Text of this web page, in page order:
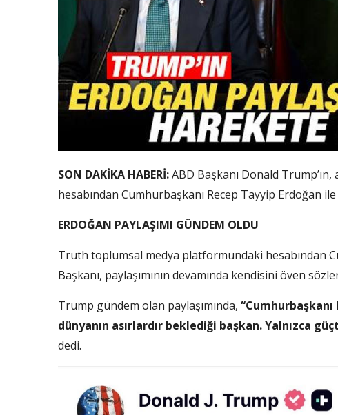
SON DAKİKA HABERİ:ABD Başkanı Donald
hesabından Cumhurbaşkanı Recep Tayyip Erdoğan
ERDOĞAN PAYLAŞIMI GÜNDEM OLDU
Truth toplumsal medya platformundaki hesabından
Başkanı, paylaşımının devamında kendisini öven
Trump gündem olan paylaşımında,
dünyanın asırlardır beklediği başkan. Yalnızca
dedi.